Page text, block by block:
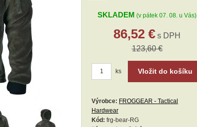
SKLADEM (v pátek 07. 08. u Vás)
86,52 € s DPH
123,60 €
ks Vložit do košíku
Výrobce: FROGGEAR - Tactical
Hardwear
Kód: frg-bear-RG